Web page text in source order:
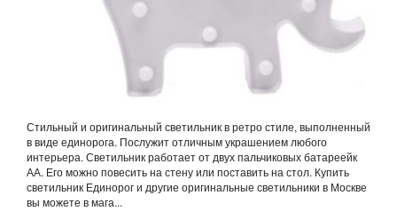
Стильный и оригинальный светильник в ретро стиле, выполненный
в виде единорога. Послужит отличным украшением любого
интерьера. Светильник работает от двух пальчиковых батареейк
АА. Его можно повесить на стену или поставить на стол. Купить
светильник Единорог и другие оригинальные светильники в Москве
вы можете в мага...